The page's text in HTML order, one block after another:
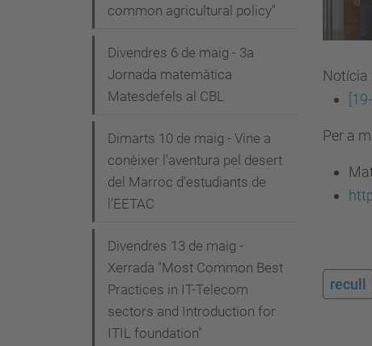
Notícia
Per a
recull
common agricultural policy"
Divendres 6 de maig - 3a
Jornada matemàtica
Matesdefels al CBL
Dimarts 10 de maig - Vine a
conèixer l'aventura pel desert
del Marroc d'estudiants de
l'EETAC
Divendres 13 de maig -
Xerrada "Most Common Best
Practices in IT-Telecom
sectors and Introduction for
ITIL foundation"